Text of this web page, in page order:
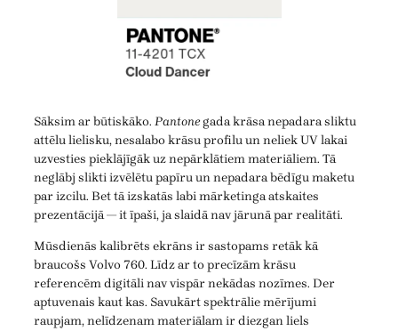
Sāksim ar būtiskāko. Pantonegada krāsa nepadara sliktu
attēlu lielisku, nesalabo krāsu profilu un neliek UV lakai
uzvesties pieklājīgāk uz nepārklātiem materiāliem. Tā
neglābj slikti izvēlētu papīru un nepadara bēdīgu maketu
par izcilu. Bet tā izskatās labi mārketinga atskaites
prezentācijā — it īpaši, ja slaidā nav jārunā par realitāti.
Mūsdienās kalibrēts ekrāns ir sastopams retāk kā
braucošs Volvo 760. Līdz ar to precīzām krāsu
referencēm digitāli nav vispār nekādas nozīmes. Der
aptuvenais kaut kas. Savukārt spektrālie mērījumi
raupjam, nelīdzenam materiālam ir diezgan liels